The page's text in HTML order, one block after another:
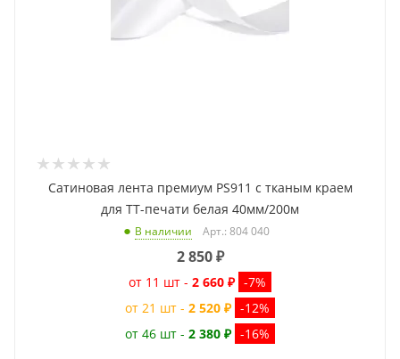
Сатиновая лента премиум PS911 с тканым краем
для ТТ-печати белая 40мм/200м
В наличии Арт.: 804 040
2 850₽
от 11 шт - 2 660 ₽ -7%
от 21 шт - 2 520 ₽ -12%
от 46 шт - 2 380 ₽ -16%